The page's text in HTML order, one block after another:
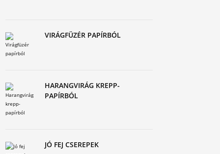
VIRÁGFÜZÉR PAPÍRBÓL
HARANGVIRÁG KREPP-
PAPÍRBÓL
JÓ FEJ CSEREPEK